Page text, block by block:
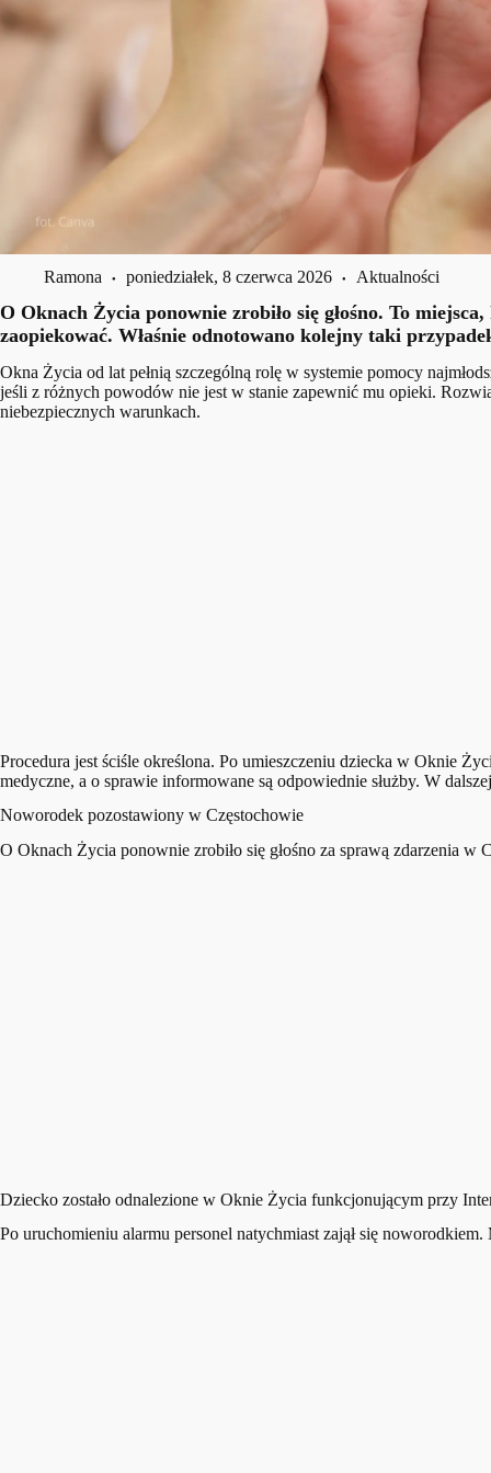
Ramona poniedziałek, 8 czerwca 2026 Aktualności
O Oknach Życia ponownie zrobiło się głośno. To
zaopiekować. Właśnie odnotowano kolejny taki
Okna Życia od lat pełnią szczególną rolę w systemie pomocy
jeśli z różnych powodów nie jest w stanie zapewnić mu opieki.
niebezpiecznych warunkach.
Procedura jest ściśle określona. Po umieszczeniu dziecka w Oknie
medyczne, a o sprawie informowane są odpowiednie służby. W
Noworodek pozostawiony w Częstochowie
O Oknach Życia ponownie zrobiło się głośno za sprawą zdarzenia
Dziecko zostało odnalezione w Oknie Życia funkcjonującym przy
Po uruchomieniu alarmu personel natychmiast zajął się